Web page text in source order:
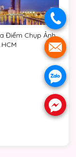
Điểm Chụp Ảnh
.
.
.
.